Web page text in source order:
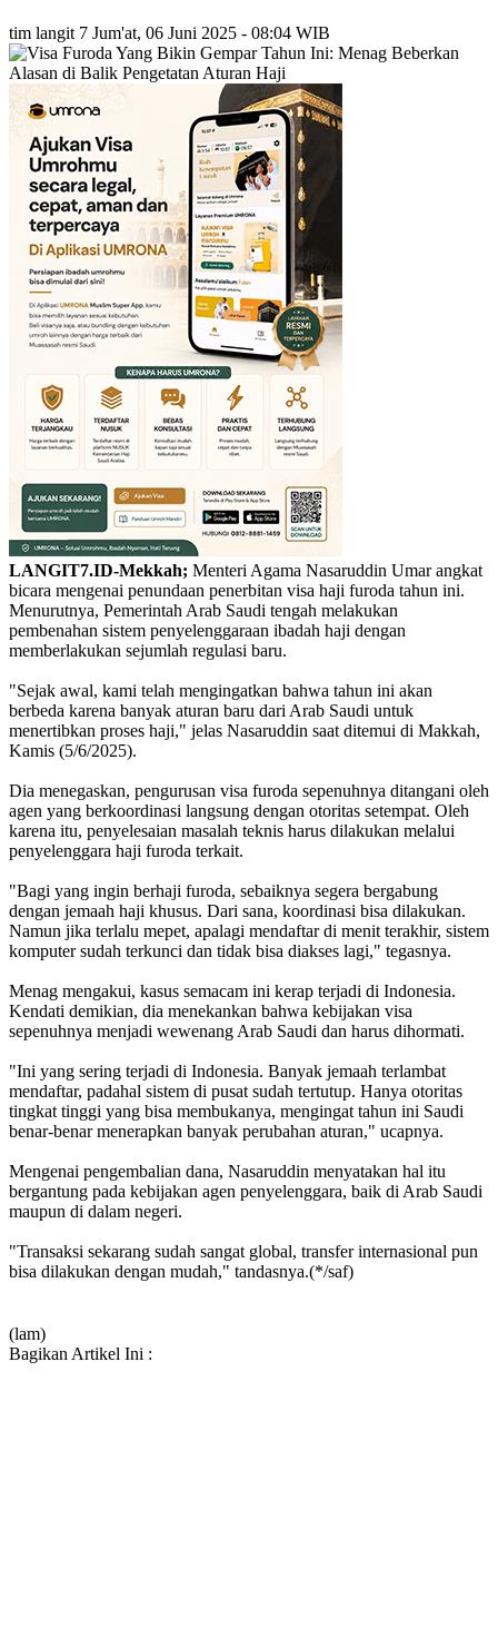
tim langit 7 Jum'at, 06 Juni 2025 - 08:04 WIB
LANGIT7.ID-Mekkah; Menteri Agama Nasaruddin Umar angkat
bicara mengenai penundaan penerbitan visa haji furoda tahun ini.
Menurutnya, Pemerintah Arab Saudi tengah melakukan
pembenahan sistem penyelenggaraan ibadah haji dengan
memberlakukan sejumlah regulasi baru.
"Sejak awal, kami telah mengingatkan bahwa tahun ini akan
berbeda karena banyak aturan baru dari Arab Saudi untuk
menertibkan proses haji," jelas Nasaruddin saat ditemui di Makkah,
Kamis (5/6/2025).
Dia menegaskan, pengurusan visa furoda sepenuhnya ditangani oleh
agen yang berkoordinasi langsung dengan otoritas setempat. Oleh
karena itu, penyelesaian masalah teknis harus dilakukan melalui
penyelenggara haji furoda terkait.
"Bagi yang ingin berhaji furoda, sebaiknya segera bergabung
dengan jemaah haji khusus. Dari sana, koordinasi bisa dilakukan.
Namun jika terlalu mepet, apalagi mendaftar di menit terakhir, sistem
komputer sudah terkunci dan tidak bisa diakses lagi," tegasnya.
Menag mengakui, kasus semacam ini kerap terjadi di Indonesia.
Kendati demikian, dia menekankan bahwa kebijakan visa
sepenuhnya menjadi wewenang Arab Saudi dan harus dihormati.
"Ini yang sering terjadi di Indonesia. Banyak jemaah terlambat
mendaftar, padahal sistem di pusat sudah tertutup. Hanya otoritas
tingkat tinggi yang bisa membukanya, mengingat tahun ini Saudi
benar-benar menerapkan banyak perubahan aturan," ucapnya.
Mengenai pengembalian dana, Nasaruddin menyatakan hal itu
bergantung pada kebijakan agen penyelenggara, baik di Arab Saudi
maupun di dalam negeri.
"Transaksi sekarang sudah sangat global, transfer internasional pun
bisa dilakukan dengan mudah," tandasnya.(*/saf)
(lam)
Bagikan Artikel Ini :